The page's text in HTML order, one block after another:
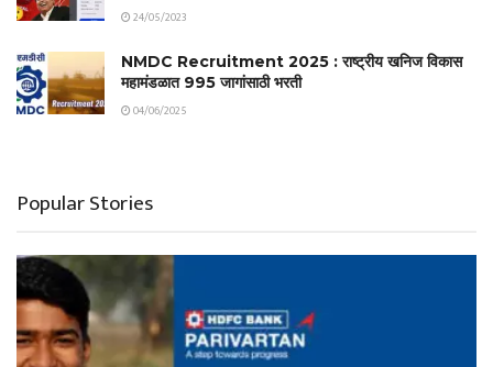
24/05/2023
NMDC Recruitment 2025 : राष्ट्रीय खनिज विकास
महामंडळात 995 जागांसाठी भरती
04/06/2025
Popular Stories